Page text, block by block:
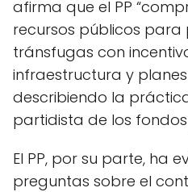
afirma que el PP
recursos públicos para
tránsfugas con
infraestructura y
describiendo la
partidista de los
El PP, por su parte, ha
preguntas sobre el